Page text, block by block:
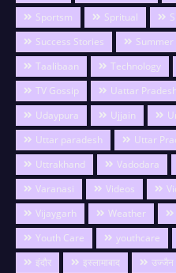
Sportsm
Spritual
Success Stories
Summer
Taalibaan
Technology
TV Gossip
Uattar Pradesh
Udaypura
Ujjain
Uttar paradesh
Uttar
Uttrakhand
Vadodara
Varanasi
Videos
Vijaygarh
Weather
Youth Care
youthcare
इंदौर
इस्लामाबाद उज्जैन